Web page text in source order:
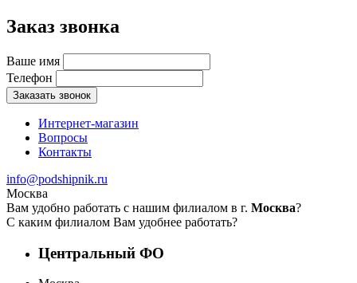
Заказ звонка
Ваше имя
Телефон
Заказать звонок
Интернет-магазин
Вопросы
Контакты
info@podshipnik.ru
Москва
Вам удобно работать с нашим филиалом в г. Москва?
С каким филиалом Вам удобнее работать?
Центральный ФО